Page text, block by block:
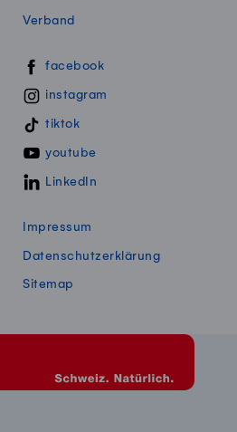
Verband
Swissmillk auf Social Media
facebook
instagram
tiktok
youtube
LinkedIn
Impressum
Datenschutzerklärung
Sitemap